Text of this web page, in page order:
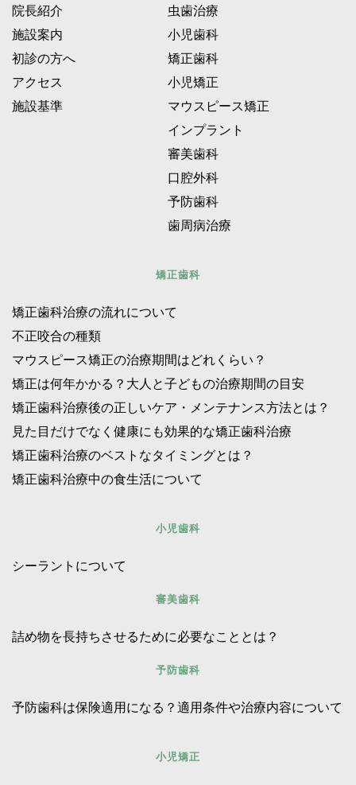
院長紹介
施設案内
初診の方へ
アクセス
施設基準
虫歯治療
小児歯科
矯正歯科
小児矯正
マウスピース矯正
インプラント
審美歯科
口腔外科
予防歯科
歯周病治療
矯正歯科
矯正歯科治療の流れについて
不正咬合の種類
マウスピース矯正の治療期間はどれくらい？
矯正は何年かかる？大人と子どもの治療期間の目安
矯正歯科治療後の正しいケア・メンテナンス方法とは？
見た目だけでなく健康にも効果的な矯正歯科治療
矯正歯科治療のベストなタイミングとは？
矯正歯科治療中の食生活について
小児歯科
シーラントについて
審美歯科
詰め物を長持ちさせるために必要なこととは？
予防歯科
予防歯科は保険適用になる？適用条件や治療内容について
小児矯正